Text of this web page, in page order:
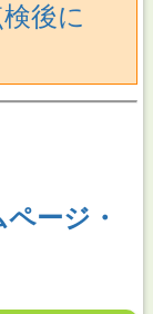
後に
ージ・